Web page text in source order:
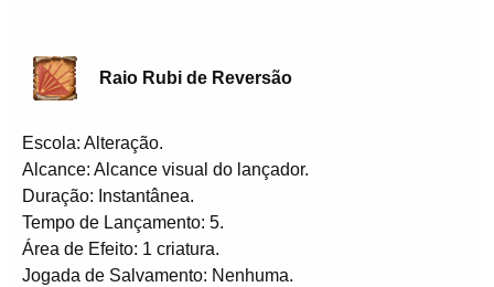
Raio Rubi de Reversão
Escola: Alteração.
Alcance: Alcance visual do lançador.
Duração: Instantânea.
Tempo de Lançamento: 5.
Área de Efeito: 1 criatura.
Jogada de Salvamento: Nenhuma.